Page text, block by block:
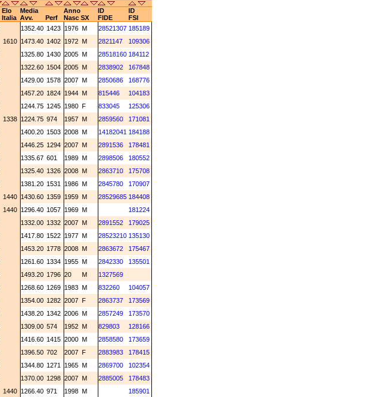
Elo Media Anno ID
ID
Italia Avv. Perf Nasc SX FIDE
FSI
1352.40 1423 1976 M 28521307 185189
1610 1473.40 1402 1972 M 2821147
109306
1325.80 1430 2005 M 28518160 184112
1322.60 1504 2005 M 2838902
167848
1429.00 1578 2007 M 2850686
168776
1457.20 1824 1944 M 815446
104183
1244.75 1245 1980 F 833045
125306
1338 1224.75 974 1957 M 2859560
171081
1400.20 1503 2008 M 14182041 184188
1446.25 1294 2007 M 2891536
178481
1335.67 601 1989 M 2898506
180552
1325.40 1326 2008 M 2863710
175708
1381.20 1531 1986 M 2845780
170907
1440 1430.60 1359 1959 M 28529685 184408
1440 1296.40 1057 1969 M
181224
1332.00 1332 2007 M 2891552
179025
1417.80 1522 1977 M 28523210 135130
1453.20 1778 2008 M 2863672
175467
1261.60 1334 1955 M 2842330
135501
1493.20 1796 20 M
1327569
1268.60 1269 1983 M 832260
104057
1354.00 1282 2007 F 2863737
173569
1438.20 1342 2006 M 2857249
173570
1309.00 574 1952 M 829803
128166
1416.60 1415 2000 M 2858580
173659
1396.50 702 2007 F 2883983
178415
1344.80 1271 1965 M 2869700
102354
1370.00 1298 2007 M 2885005
178483
1440 1266.40 971 1998 M 185901